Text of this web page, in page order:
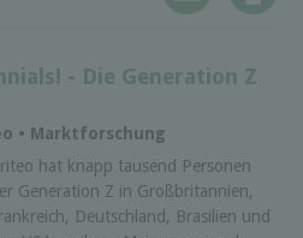
- Die Generation Z
• Marktforschung
hat knapp tausend Personen
Generation Z in Großbritannien,
Deutschland, Brasilien und